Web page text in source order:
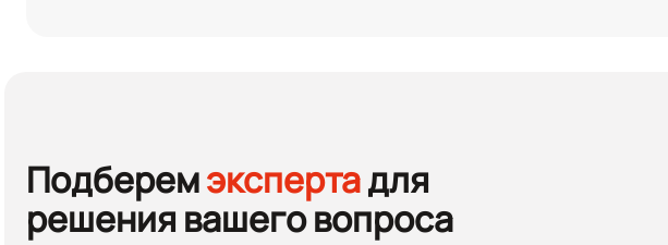
Подберемэкспертадля
решения вашего вопроса